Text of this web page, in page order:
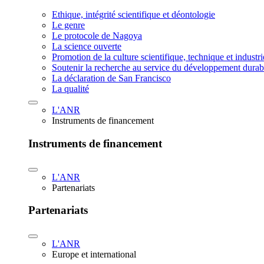
Ethique, intégrité scientifique et déontologie
Le genre
Le protocole de Nagoya
La science ouverte
Promotion de la culture scientifique, technique et
Soutenir la recherche au service du développement
La déclaration de San Francisco
La qualité
L'ANR
Instruments de financement
Instruments de financement
L'ANR
Partenariats
Partenariats
L'ANR
Europe et international